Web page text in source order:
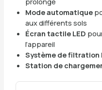
Mode automatique
aux différents sols
Écran tactile LED
l’appareil
Système de filtration
Station de